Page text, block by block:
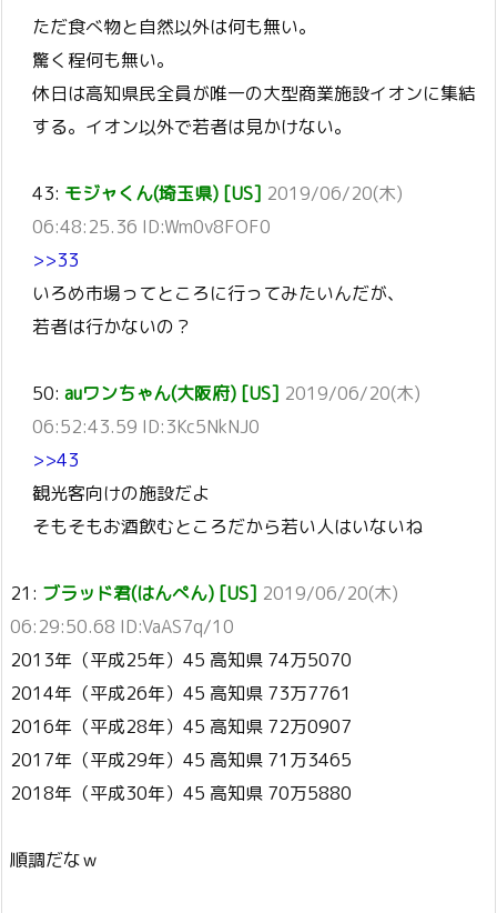
ただ食べ物と自然以外は何も無い。
驚く程何も無い。
休日は高知県民全員が唯一の大型商業施設イオンに集結
する。イオン以外で若者は見かけない。
43: モジャくん(埼玉県) [US] 2019/06/20(木)
06:48:25.36 ID:Wm0v8FOF0
>>33
いろめ市場ってところに行ってみたいんだが、
若者は行かないの？
50: auワンちゃん(大阪府) [US] 2019/06/20(木)
06:52:43.59 ID:3Kc5NkNJ0
>>43
観光客向けの施設だよ
そもそもお酒飲むところだから若い人はいないね
21: ブラッド君(はんぺん) [US] 2019/06/20(木)
06:29:50.68 ID:VaAS7q/10
2013年（平成25年）45 高知県 74万5070
2014年（平成26年）45 高知県 73万7761
2016年（平成28年）45 高知県 72万0907
2017年（平成29年）45 高知県 71万3465
2018年（平成30年）45 高知県 70万5880
順調だなｗ